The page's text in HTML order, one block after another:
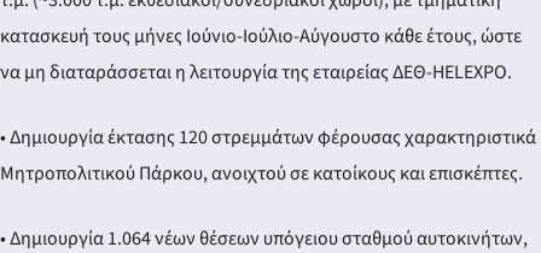
κατασκευή τους μήνες Ιούνιο-Ιούλιο-Αύγουστο κάθε έτους, ώστε
να μη διαταράσσεται η λειτουργία της εταιρείας ΔΕΘ-HELEXPO.
• Δημιουργία έκτασης 120 στρεμμάτων φέρουσας χαρακτηριστικά
Μητροπολιτικού Πάρκου, ανοιχτού σε κατοίκους και επισκέπτες.
• Δημιουργία 1.064 νέων θέσεων υπόγειου σταθμού αυτοκινήτων,